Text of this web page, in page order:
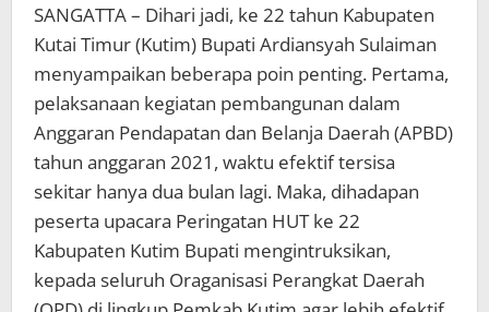
SANGATTA – Dihari jadi, ke 22 tahun Kabupaten
Kutai Timur (Kutim) Bupati Ardiansyah Sulaiman
menyampaikan beberapa poin penting. Pertama,
pelaksanaan kegiatan pembangunan dalam
Anggaran Pendapatan dan Belanja Daerah (APBD)
tahun anggaran 2021, waktu efektif tersisa
sekitar hanya dua bulan lagi. Maka, dihadapan
peserta upacara Peringatan HUT ke 22
Kabupaten Kutim Bupati mengintruksikan,
kepada seluruh Oraganisasi Perangkat Daerah